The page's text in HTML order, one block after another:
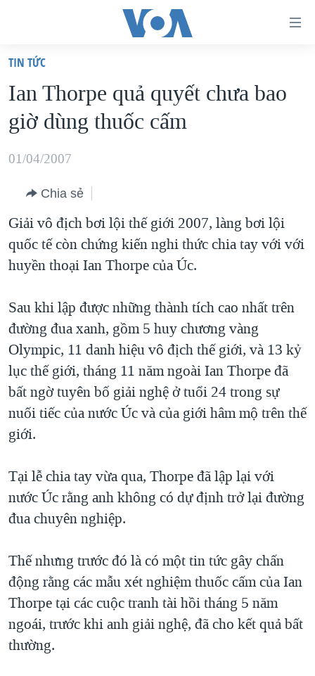
truy
cập
Tới
dung
chính
điều
hướng
chính
tới
"Tìm"
VIỆT NAM
HOA KỲ
BIỂN ĐÔNG
BLOG
DIỄN ĐÀN
MỤC
VẠCH TRẦN TIN GIẢ
NGƯỜI VIỆT HẢI NGOẠI
ĐỜI SỐNG
KINH TẾ
KHOA HỌC
SỨC KHOẺ
THỂ THAO
CHUYÊN ĐỀ
CHIẾN TRANH THƯƠNG MẠI CỦA MỸ: QUÁ KHỨ VÀ HIỆN
HÀNH TRÌNH BẦU CỬ 2024
MỘT NĂM CHIẾN TRANH TẠI DẢI GAZA
GIẢI MÃ VÀNH ĐAI & CON ĐƯỜNG
NGÀY TỊ NẠN THẾ GIỚI
GROUND ZERO – XƯA VÀ NAY
CHI PHÍ CHIẾN TRANH AFGHANISTAN
CÁC GIÁ TRỊ CỘNG HÒA Ở VIỆT NAM
TRỊNH VĨNH BÌNH VS. CHÍNH PHỦ VIỆT NAM
NGƯ DÂN VIỆT VÀ LÀN SÓNG TRỘM HẢI SÂM
BÊN KIA QUỐC LỘ: TIẾNG VỌNG TỪ NÔNG THÔN MỸ
QUAN HỆ VIỆT MỸ
HỌC TIẾNG ANH
VIDEO
NGHE
MẠNG XÃ HỘI
TIN TỨC
Ian Thorpe quả quyết chưa bao
giờ dùng thuốc cấm
01/04/2007
Chia sẻ
Giải vô địch bơi lội thế giới 2007, làng bơi lội
quốc tế còn chứng kiến nghi thức chia tay với với
huyền thoại Ian Thorpe của Úc.
Sau khi lập được những thành tích cao nhất trên
đường đua xanh, gồm 5 huy chương vàng
Olympic, 11 danh hiệu vô địch thế giới, và 13 kỷ
lục thế giới, tháng 11 năm ngoài Ian Thorpe đã
bất ngờ tuyên bố giải nghệ ở tuổi 24 trong sự
nuối tiếc của nước Úc và của giới hâm mộ trên thế
giới.
Tại lễ chia tay vừa qua, Thorpe đã lập lại với
nước Úc rằng anh không có dự định trở lại đường
đua chuyên nghiệp.
Thế nhưng trước đó là có một tin tức gây chấn
động rằng các mẫu xét nghiệm thuốc cấm của Ian
Thorpe tại các cuộc tranh tài hồi tháng 5 năm
ngoái, trước khi anh giải nghệ, đã cho kết quả bất
thường.